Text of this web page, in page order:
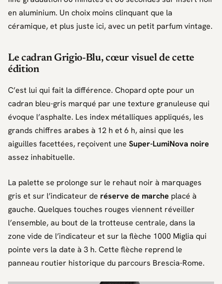
en aluminium. Un choix moins clinquant que la
céramique, et plus juste ici, avec un petit parfum vintage.
Le cadran Grigio-Blu, cœur visuel de cette
édition
C’est lui qui fait la différence. Chopardopte pour un
cadran bleu-gris marqué par une texture granuleuse qui
évoque l’asphalte. Les index métalliques appliqués, les
grands chiffres arabes à 12 h et 6 h, ainsi que les
aiguilles facettées, reçoivent une Super-LumiNova noire
assez inhabituelle.
La palette se prolonge sur le rehaut noir à marquages
gris et sur l’indicateur de réserve de marche placé à
gauche. Quelques touches rouges viennent réveiller
l’ensemble, au bout de la trotteuse centrale, dans la
zone vide de l’indicateur et sur la flèche 1000 Miglia qui
pointe vers la date à 3 h. Cette flèche reprend le
panneau routier historique du parcours Brescia-Rome.